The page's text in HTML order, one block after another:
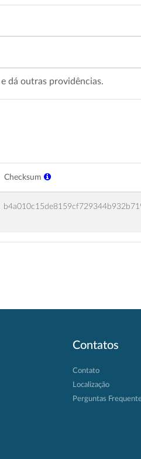
dá outras providências.
Checksum
Contatos
Contato
Localização
Perguntas